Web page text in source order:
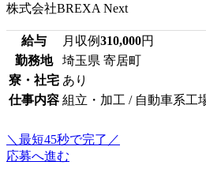
株式会社BREXA Next
給与 月収例310,000円
勤務地
埼玉県 寄居町
寮・社宅 あり
仕事内容 組立・加工 / 自動車系工
＼最短45秒で完了／
応募へ進む